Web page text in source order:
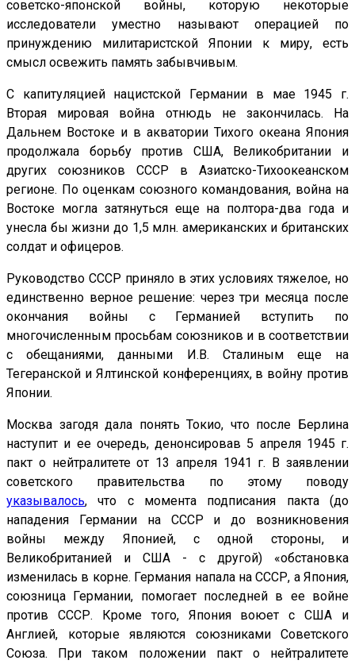
советско-японской войны, которую некоторые
исследователи уместно называют операцией по
принуждению милитаристской Японии к миру, есть
смысл освежить память забывчивым.
С капитуляцией нацистской Германии в мае 1945 г.
Вторая мировая война отнюдь не закончилась. На
Дальнем Востоке и в акватории Тихого океана Япония
продолжала борьбу против США, Великобритании и
других союзников СССР в Азиатско-Тихоокеанском
регионе. По оценкам союзного командования, война на
Востоке могла затянуться еще на полтора-два года и
унесла бы жизни до 1,5 млн. американских и британских
солдат и офицеров.
Руководство СССР приняло в этих условиях тяжелое, но
единственно верное решение: через три месяца после
окончания войны с Германией вступить по
многочисленным просьбам союзников и в соответствии
с обещаниями, данными И.В. Сталиным еще на
Тегеранской и Ялтинской конференциях, в войну против
Японии.
Москва загодя дала понять Токио, что после Берлина
наступит и ее очередь, денонсировав 5 апреля 1945 г.
пакт о нейтралитете от 13 апреля 1941 г. В заявлении
советского правительства по этому поводу
указывалось, что с момента подписания пакта (до
нападения Германии на СССР и до возникновения
войны между Японией, с одной стороны, и
Великобританией и США - с другой) «обстановка
изменилась в корне. Германия напала на СССР, а Япония,
союзница Германии, помогает последней в ее войне
против СССР. Кроме того, Япония воюет с США и
Англией, которые являются союзниками Советского
Союза. При таком положении пакт о нейтралитете